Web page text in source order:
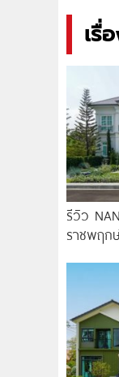
เรื่
รีวิว
ราชพฤก